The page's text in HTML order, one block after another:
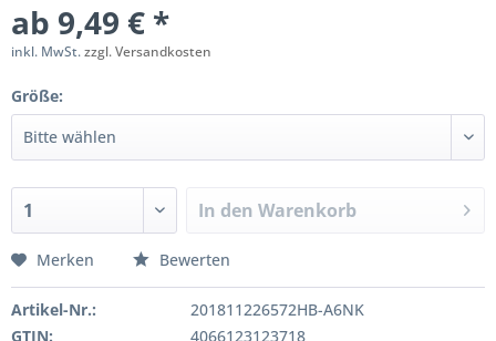
ab 9,49 € *
inkl. MwSt.zzgl. Versandkosten
Größe:
In den Warenkorb
Merken Bewerten
Artikel-Nr.:
201811226572HB-A6NK
GTIN:
4066123123718